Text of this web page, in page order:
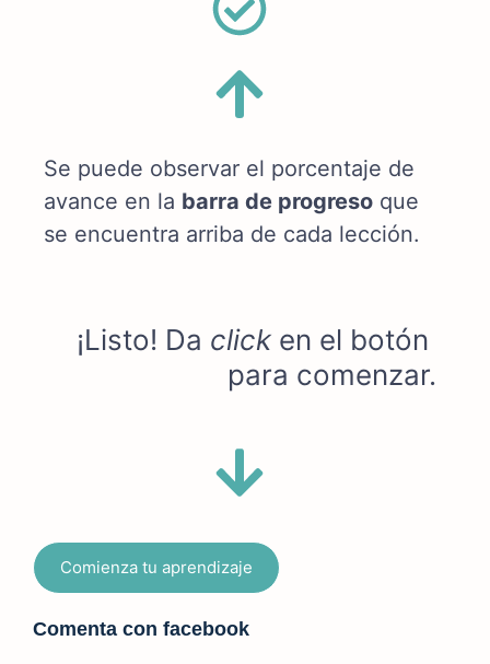
Se puede observar el porcentaje de
avance en la barra de progreso que
se encuentra arriba de cada lección.
¡Listo! Da click en el botón
para comenzar.
Comienza tu aprendizaje
Comenta con facebook